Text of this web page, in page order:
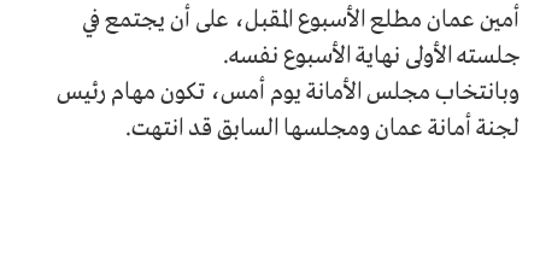
أمين عمان مطلع الأسبوع المقبل، على أن يجتمع في
جلسته الأولى نهاية الأسبوع نفسه.
وبانتخاب مجلس الأمانة يوم أمس، تكون مهام رئيس
لجنة أمانة عمان ومجلسها السابق قد انتهت.